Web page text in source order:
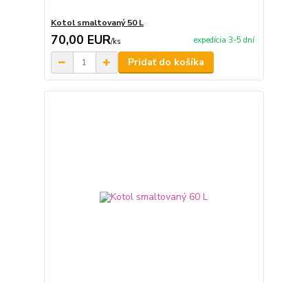
Kotol smaltovaný 50 L
70,00 EUR/ks expedícia 3-5 dní
Pridať do košíka